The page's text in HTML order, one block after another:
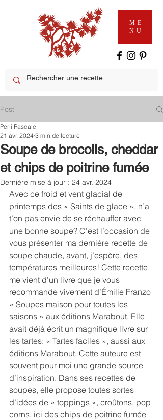
ME
NU
Post
Soupe de brocolis, cheddar
et chips de poitrine fumée
Perli Pascale
21 avr. 2024 3 min de lecture
Dernière mise à jour : 24 avr. 2024
Avec ce froid et vent glacial de
printemps des « Saints de glace », n’a
t’on pas envie de se réchauffer avec
une bonne soupe? C’est l’occasion de
vous présenter ma dernière recette de
soupe chaude, avant, j’espère, des
températures meilleures! Cette recette
me vient d’un livre que je vous
recommande vivement d’Émilie Franzo
« Soupes maison pour toutes les
saisons » aux éditions Marabout. Elle
avait déjà écrit un magnifique livre sur
les tartes: « Tartes faciles », aussi aux
éditions Marabout. Cette auteure est
souvent pour moi une grande source
d’inspiration. Dans ses recettes de
soupes, elle propose toutes sortes
d’idées de « toppings », croûtons, pop
corns, ici des chips de poitrine fumée